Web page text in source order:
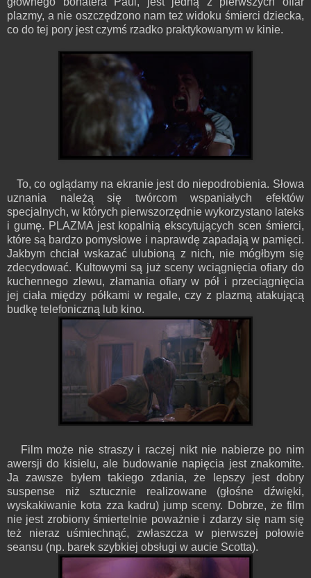
plazmy, a nie oszczędzono nam też widoku śmierci dziecka,
co do tej pory jest czymś rzadko praktykowanym w kinie.
To, co oglądamy na ekranie jest do niepodrobienia. Słowa
uznania należą się twórcom wspaniałych efektów
specjalnych, w których pierwszorzędnie wykorzystano lateks
i gumę. PLAZMA jest kopalnią ekscytujących scen śmierci,
które są bardzo pomysłowe i naprawdę zapadają w pamięci.
Jakbym chciał wskazać ulubioną z nich, nie mógłbym się
zdecydować. Kultowymi są już sceny wciągnięcia ofiary do
kuchennego zlewu, złamania ofiary w pół i przeciągnięcia
jej ciała między półkami w regale, czy z plazmą atakującą
budkę telefoniczną lub kino.
Film może nie straszy i raczej nikt nie nabierze po nim
awersji do kisielu, ale budowanie napięcia jest znakomite.
Ja zawsze byłem takiego zdania, że lepszy jest dobry
suspense niż sztucznie realizowane (głośne dźwięki,
wyskakiwanie kota zza kadru) jump sceny. Dobrze, że film
nie jest zrobiony śmiertelnie poważnie i zdarzy się nam się
też nieraz uśmiechnąć, zwłaszcza w pierwszej połowie
seansu (np. barek szybkiej obsługi w aucie Scotta).